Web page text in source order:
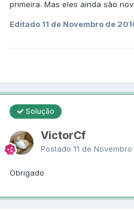
primeira. Mas eles ainda são
Editado 11 de Novembro de
Solução
VictorCf
Postado 11 de
Obrigado